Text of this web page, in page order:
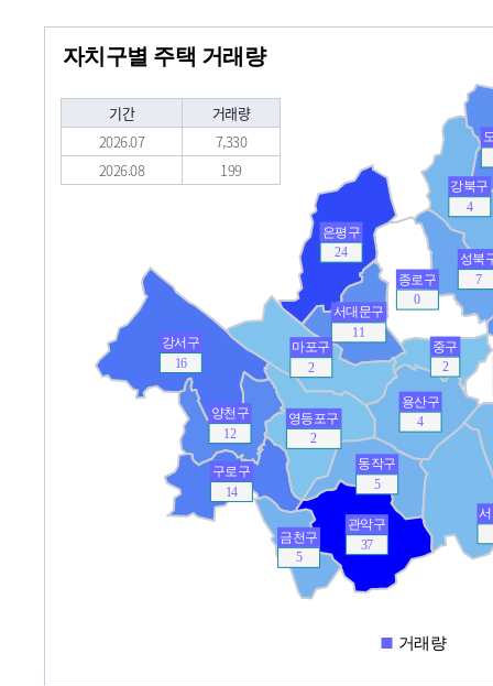
기간
거래량
2026.07
7,330
2026.08
199
자치구별 주택 거래량
거래량
4
강북구
16
강서구
37
관악구
14
구로구
5
금천구
5
동작구
2
마포구
11
서대문구
7
성북
12
양천구
2
영등포구 4
용산구
24
은평구
0
종로구
2
중구